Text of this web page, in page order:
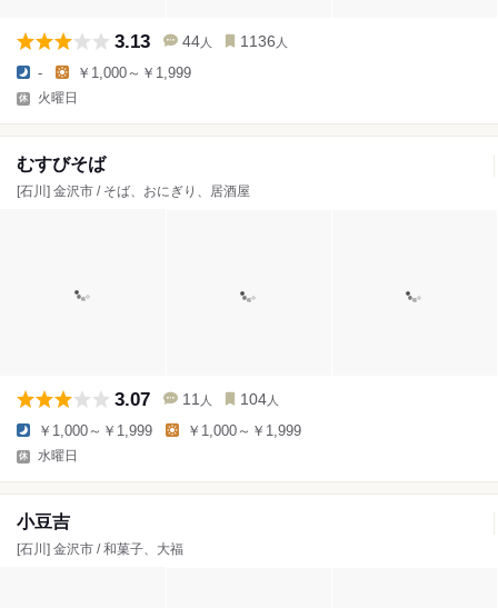
3.13 44 人 1136 人
- ￥1,000～￥1,999
火曜日
むすびそば
[石川] 金沢市 / そば、おにぎり、居酒屋
3.07 11 人 104 人
￥1,000～￥1,999 ￥1,000～￥1,999
水曜日
小豆吉
[石川] 金沢市 / 和菓子、大福